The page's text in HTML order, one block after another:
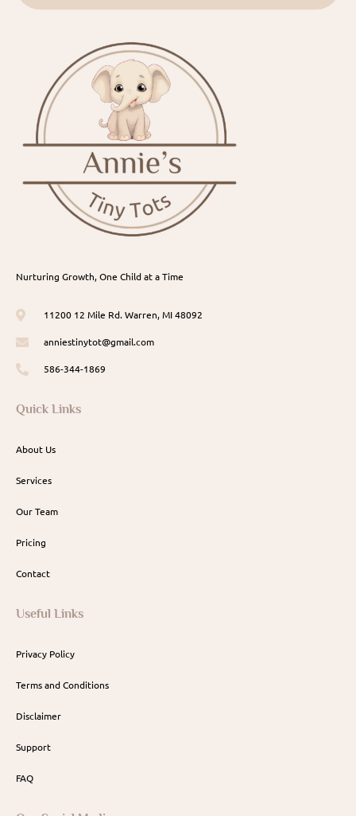
Nurturing Growth, One Child at a Time
11200 12 Mile Rd. Warren, MI 48092
anniestinytot@gmail.com
586-344-1869
Quick Links
About Us
Services
Our Team
Pricing
Contact
Useful Links
Privacy Policy
Terms and Conditions
Disclaimer
Support
FAQ